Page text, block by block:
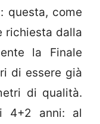
questa, come
richiesta dalla
la Finale
di essere già
di qualità.
4+2 anni: al